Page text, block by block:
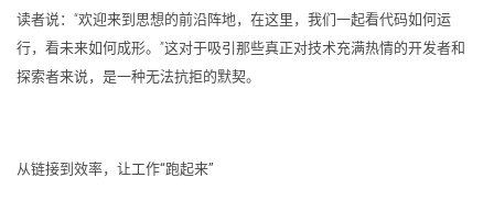
读者说：“欢迎来到思想的前沿阵地，在这里，我们一起看代码如何运
行，看未来如何成形。”这对于吸引那些真正对技术充满热情的开发者和
探索者来说，是一种无法抗拒的默契。
从链接到效率，让工作“跑起来”